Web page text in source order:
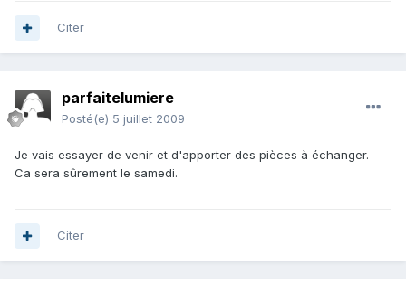
Citer
parfaitelumiere
Posté(e) 5 juillet 2009
Je vais essayer de venir et d'apporter des pièces à échanger.
Ca sera sûrement le samedi.
Citer